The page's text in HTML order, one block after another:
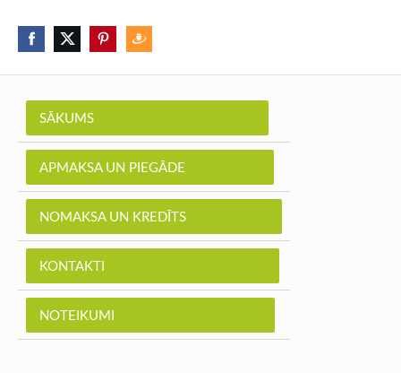
SĀKUMS
APMAKSA UN PIEGĀDE
NOMAKSA UN KREDĪTS
KONTAKTI
NOTEIKUMI